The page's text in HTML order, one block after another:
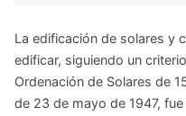
La edificación de solares y
edificar, siguiendo un
Ordenación de Solares de
de 23 de mayo de 1947,